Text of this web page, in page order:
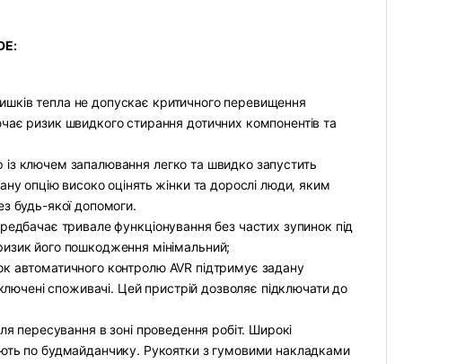
тепла не допускає критичного перевищення
ризик швидкого стирання дотичних компонентів та
із ключем запалювання легко та швидко запустить
опцію високо оцінять жінки та дорослі люди, яким
будь-якої допомоги.
тривале функціонування без частих зупинок під
його пошкодження мінімальний;
автоматичного контролю AVR підтримує задану
споживачі. Цей пристрій дозволяє підключати до
пересування в зоні проведення робіт. Широкі
по будмайданчику. Рукоятки з гумовими накладками